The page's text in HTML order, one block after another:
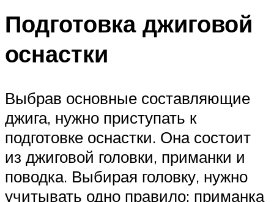
Подготовка джиговой
оснастки
Выбрав основные составляющие
джига, нужно приступать к
подготовке оснастки. Она состоит
из джиговой головки, приманки и
поводка. Выбирая головку, нужно
учитывать одно правило: приманка